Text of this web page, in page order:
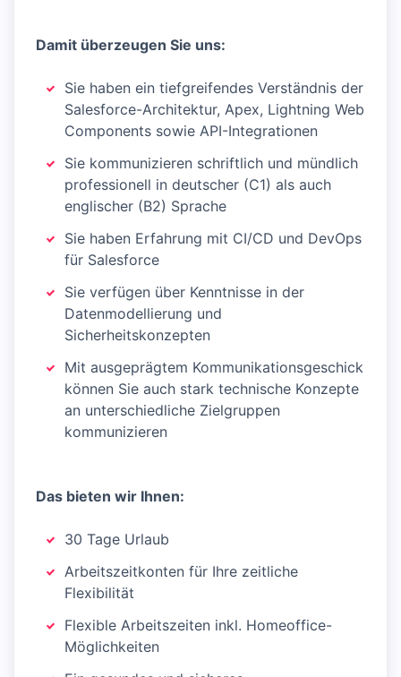
Damit überzeugen Sie uns:
Sie haben ein tiefgreifendes Verständnis der
Salesforce-Architektur, Apex, Lightning Web
Components sowie API-Integrationen
Sie kommunizieren schriftlich und mündlich
professionell in deutscher (C1) als auch
englischer (B2) Sprache
Sie haben Erfahrung mit CI/CD und DevOps
für Salesforce
Sie verfügen über Kenntnisse in der
Datenmodellierung und
Sicherheitskonzepten
Mit ausgeprägtem Kommunikationsgeschick
können Sie auch stark technische Konzepte
an unterschiedliche Zielgruppen
kommunizieren
Das bieten wir Ihnen:
30 Tage Urlaub
Arbeitszeitkonten für Ihre zeitliche
Flexibilität
Flexible Arbeitszeiten inkl. Homeoffice-
Möglichkeiten